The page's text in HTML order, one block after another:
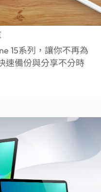
15系列，讓你不再為
速備份與分享不分時